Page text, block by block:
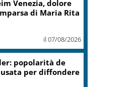
Venezia, dolore
di Maria Rita
il 07/08/2026
popolarità de
usata per diffondere